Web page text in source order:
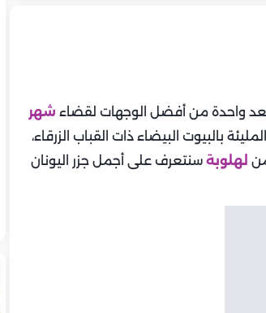
تُعد واحدة من أفضل الوجهات لقضاء شهر
بالبيوت البيضاء ذات القباب الزرقاء،
لهلوبة سنتعرف على أجمل جزر اليونان